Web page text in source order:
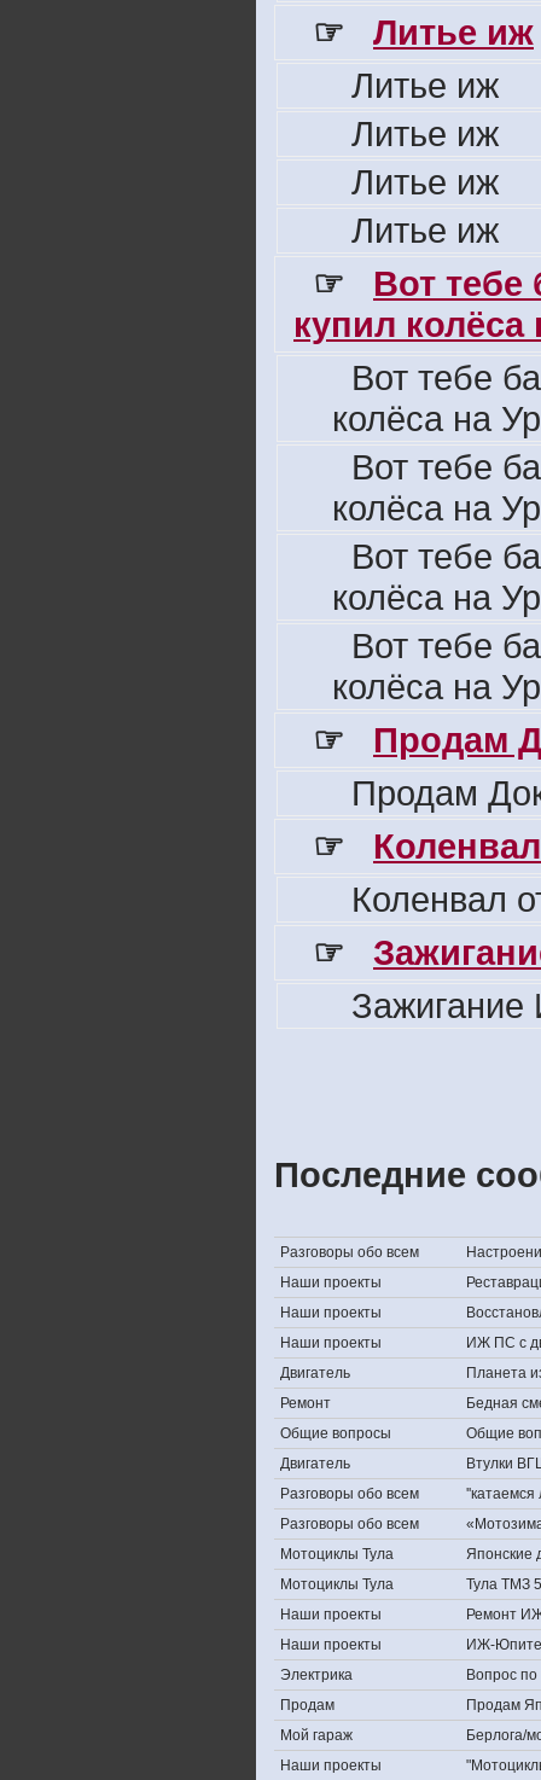
☞
Литье иж
Литье иж
Литье иж
Литье иж
Литье иж
☞
Вот
купил колёса
Вот тебе
колёса на
Вот тебе
колёса на
Вот тебе
колёса на
Вот тебе
колёса на
☞
Продам
Продам
☞
Коленвал
☞
Последние
Разговоры обо всем
Наши проекты
Наши проекты
Наши проекты
ИЖ ПС с
Двигатель
Планета
Ремонт
Бедная
Общие вопросы
Общие
Двигатель
Втулки
Разговоры обо всем
Разговоры обо всем
Мотоциклы Тула
Японские
Мотоциклы Тула
Тула ТМЗ
Наши проекты
Ремонт
Наши проекты
ИЖ-
Электрика
Вопрос по
Продам
Продам
Мой гараж
Берлога/
Наши проекты